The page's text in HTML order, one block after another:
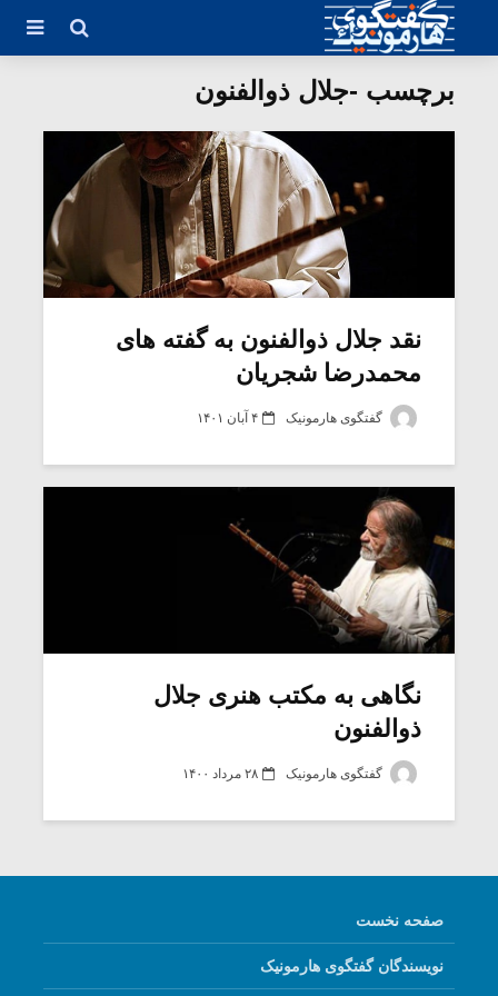
برچسب -جلال ذوالفنون
نقد جلال ذوالفنون به گفته های
محمدرضا شجریان
گفتگوی هارمونیک ۴ آبان ۱۴۰۱
نگاهی به مکتب هنری جلال
ذوالفنون
گفتگوی هارمونیک ۲۸ مرداد ۱۴۰۰
صفحه نخست
نویسندگان گفتگوی هارمونیک